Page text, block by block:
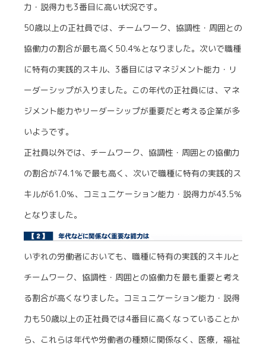
力・説得力も3番目に高い状況です。
50歳以上の正社員では、チームワーク、協調性・周囲との
協働力の割合が最も高く50.4％となりました。次いで職種
に特有の実践的スキル、3番目にはマネジメント能力・リ
ーダーシップが入りました。この年代の正社員には、マネ
ジメント能力やリーダーシップが重要だと考える企業が多
いようです。
正社員以外では、チームワーク、協調性・周囲との協働力
の割合が74.1％で最も高く、次いで職種に特有の実践的ス
キルが61.0％、コミュニケーション能力・説得力が43.5％
となりました。
いずれの労働者においても、職種に特有の実践的スキルと
チームワーク、協調性・周囲との協働力を最も重要と考え
る割合が高くなりました。コミュニケーション能力・説得
力も50歳以上の正社員では4番目に高くなっていることか
ら、これらは年代や労働者の種類に関係なく、医療，福祉